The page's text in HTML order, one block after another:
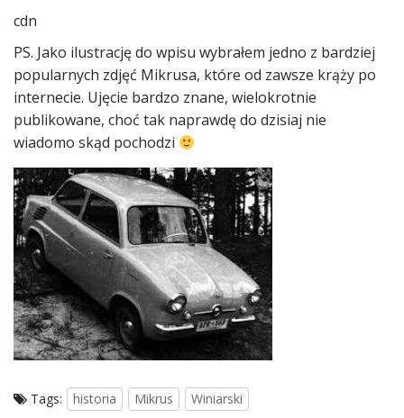
cdn
PS. Jako ilustrację do wpisu wybrałem jedno z bardziej
popularnych zdjęć Mikrusa, które od zawsze krąży po
internecie. Ujęcie bardzo znane, wielokrotnie
publikowane, choć tak naprawdę do dzisiaj nie
wiadomo skąd pochodzi
Tags: historia Mikrus Winiarski